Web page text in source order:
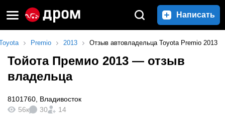
Написать
Premio 2013 Отзыв автовладельца Toyota Premio 2013
Тойота Премио 2013 — отзыв
владельца
8101760 Владивосток
56к
30 14